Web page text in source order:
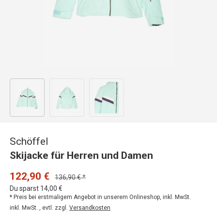
Bild 1 in Galerieansicht laden
Schöffel
Skijacke für Herren und Damen
122,90 €
136,90 € *
Du sparst 14,00 €
* Preis bei erstmaligem Angebot in unserem Onlineshop, inkl. MwSt.
inkl. MwSt. , evtl. zzgl. Versandkosten